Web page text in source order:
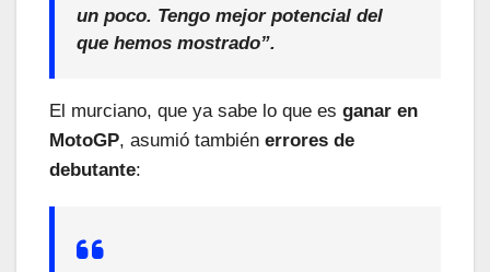
un poco. Tengo mejor potencial del
que hemos mostrado”.
El murciano, que ya sabe lo que es ganar en
MotoGP, asumió también errores de
debutante: